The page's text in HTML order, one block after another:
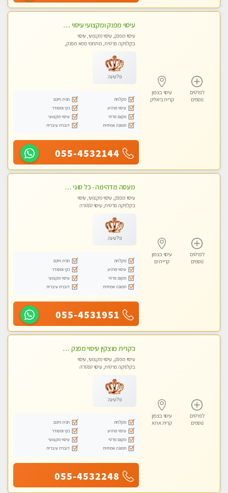
לפרטים
נוספים
עיסוי בצפון
קרית ביאליק
עיסוי מפנק ומקצועי עיסוי עם אבנים חמות. מעסה עם תעודות. טיפול מרגיע משחרר באווירה נעימה נקיה ומסודרת. יש חניה ומקלחת
עיסוי מפנק, עיסוי מקצועי, עיסוי
בקלניקה פרטית, מתחמי ספא מפנק,
פלטינה
מקלחת
חניה חינם
עיסוי מרגיע
נקי ומסודר
מקום פרטי
עיסוי מקצועי
תמונה אמיתית
דוברת עיברית
055-4532144
לפרטים
נוספים
עיסוי בצפון
קריית ים
מעסה מדהימה - כל סוגי העיסויים מעסה מקצועית ואיכותית פרטי!!!חוויה בלתי נשכחת!
עיסוי מפנק, עיסוי מקצועי, עיסוי
בקלניקה פרטית, עיסוי טנטרה
פלטינה
מקלחת
חניה חינם
עיסוי מרגיע
נקי ומסודר
מקום פרטי
עיסוי מקצועי
תמונה אמיתית
דוברת עיברית
055-4531951
לפרטים
נוספים
עיסוי בצפון
קרית אתא
בקרית מוצקין עיסוי מפנק מרגיע ושקט במקום מדהים עיסוי מושקע מאוד-
עיסוי מפנק, עיסוי מקצועי, עיסוי
בקלניקה פרטית, עיסוי טנטרה
פלטינה
מקלחת
חניה חינם
עיסוי מרגיע
נקי ומסודר
מקום פרטי
עיסוי מקצועי
תמונה אמיתית
דוברת עיברית
055-4532248